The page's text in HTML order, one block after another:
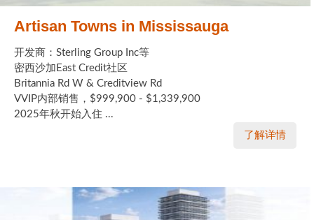
Artisan Towns in Mississauga
开发商：Sterling Group Inc等
密西沙加East Credit社区
Britannia Rd W & Creditview Rd
VVIP内部销售，$999,900 - $1,339,900
2025年秋开始入住 ...
了解详情